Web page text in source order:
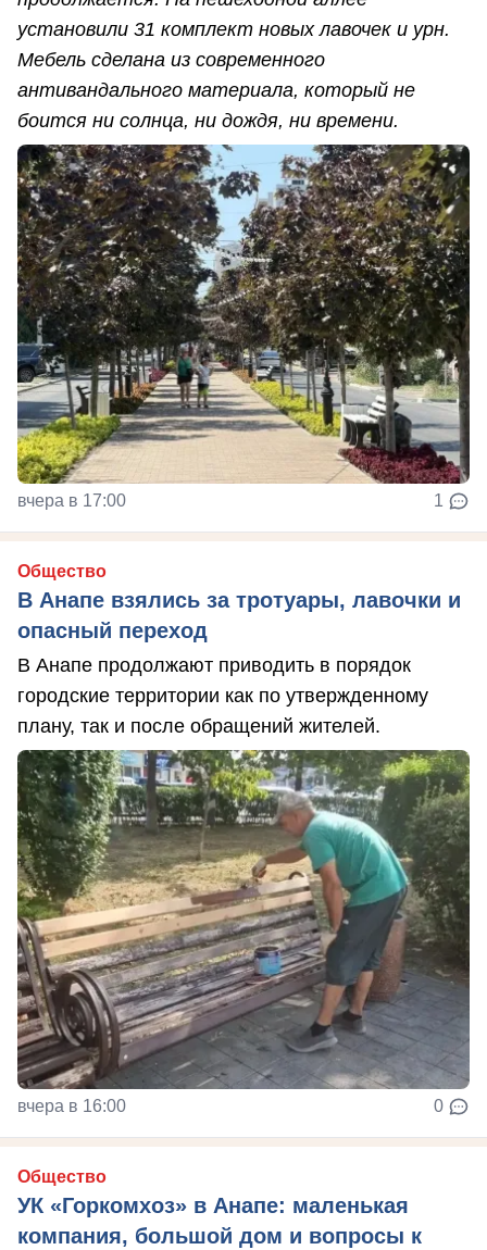
установили 31 комплект новых лавочек и урн.
Мебель сделана из современного
антивандального материала, который не
боится ни солнца, ни дождя, ни времени.
вчера в 17:00 1
Общество
В Анапе взялись за тротуары, лавочки и
опасный переход
В Анапе продолжают приводить в порядок
городские территории как по утвержденному
плану, так и после обращений жителей.
вчера в 16:00 0
Общество
УК «Горкомхоз» в Анапе: маленькая
компания, большой дом и вопросы к